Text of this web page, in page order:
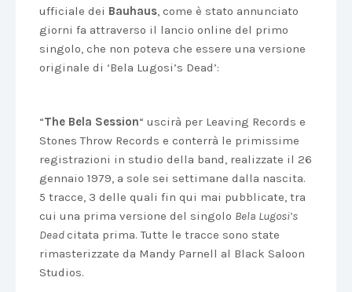
ufficiale dei Bauhaus, come è stato annunciato
giorni fa attraverso il lancio online del primo
singolo, che non poteva che essere una versione
originale di ‘Bela Lugosi’s Dead’:
“The Bela Session“ uscirà per Leaving Records e
Stones Throw Records e conterrà le primissime
registrazioni in studio della band, realizzate il 26
gennaio 1979, a sole sei settimane dalla nascita.
5 tracce, 3 delle quali fin qui mai pubblicate, tra
cui una prima versione del singolo Bela Lugosi’s
Deadcitata prima. Tutte le tracce sono state
rimasterizzate da Mandy Parnell al Black Saloon
Studios.